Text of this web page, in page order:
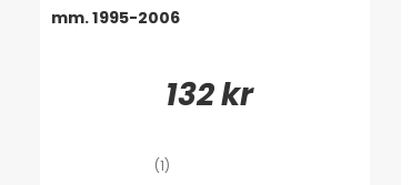
mm. 1995-2006
132 kr
(1)